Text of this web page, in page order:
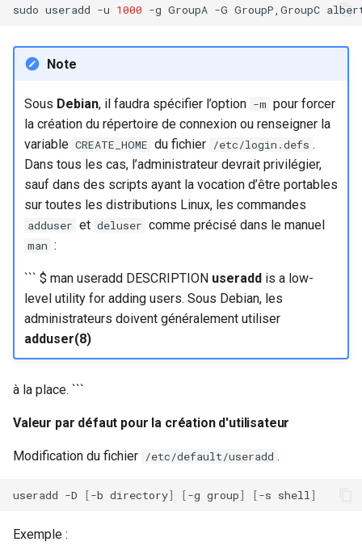
sudo useradd -u 1000 -g GroupA -G GroupP,GroupC
Note
Sous Debian, il faudra spécifier l’option -m pour forcer
la création du répertoire de connexion ou renseigner la
variable CREATE_HOME du fichier /etc/login.defs .
Dans tous les cas, l’administrateur devrait privilégier,
sauf dans des scripts ayant la vocation d’être portables
sur toutes les distributions Linux, les commandes
adduser et deluser comme précisé dans le manuel
man :
``` $ man useradd DESCRIPTION useraddis a low-
level utility for adding users. Sous Debian, les
administrateurs doivent généralement utiliser
adduser(8)
à la place. ```
Valeur par défaut pour la création d'utilisateur
Modification du fichier /etc/default/useradd .
useradd -D [-b directory] [-g group] [-s shell ]
Exemple :